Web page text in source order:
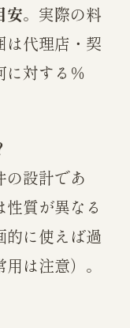
安。実際の料
は代理店・契
に対する％
の設計であ
質が異なる
的に使えば過
は注意）。